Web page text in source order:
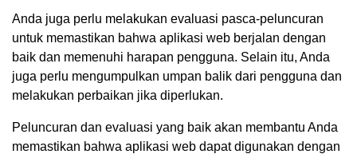
Anda juga perlu melakukan evaluasi pasca-peluncuran
untuk memastikan bahwa aplikasi web berjalan dengan
baik dan memenuhi harapan pengguna. Selain itu, Anda
juga perlu mengumpulkan umpan balik dari pengguna dan
melakukan perbaikan jika diperlukan.
Peluncuran dan evaluasi yang baik akan membantu Anda
memastikan bahwa aplikasi web dapat digunakan dengan